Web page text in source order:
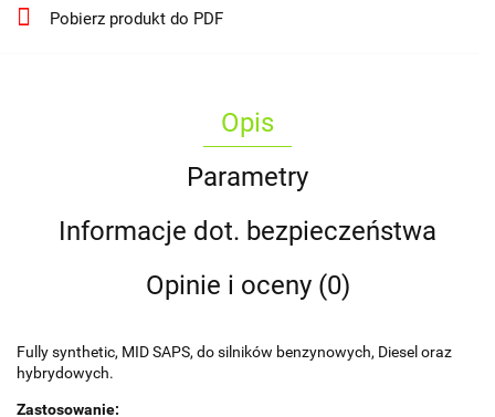
Pobierz produkt do PDF
Opis
Parametry
Informacje dot. bezpieczeństwa
Opinie i oceny (0)
Fully synthetic, MID SAPS, do silników benzynowych, Diesel oraz
hybrydowych.
Zastosowanie: